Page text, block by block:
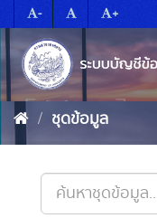
to
content
- +
ชุดข้อมูล